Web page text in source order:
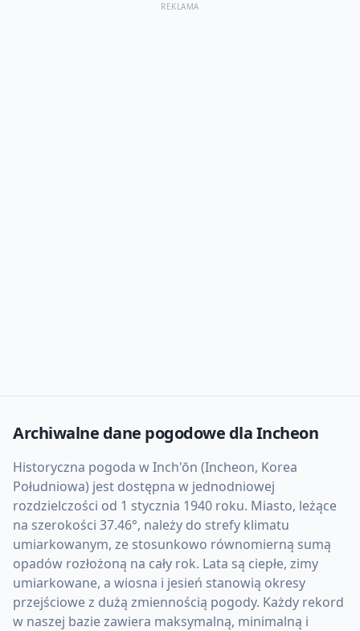
REKLAMA
Archiwalne dane pogodowe dlaIncheon
Historyczna pogoda w Inch'ŏn (Incheon, Korea
Południowa) jest dostępna w jednodniowej
rozdzielczości od 1 stycznia 1940 roku. Miasto, leżące
na szerokości 37.46°, należy do strefy klimatu
umiarkowanym, ze stosunkowo równomierną sumą
opadów rozłożoną na cały rok. Lata są ciepłe, zimy
umiarkowane, a wiosna i jesień stanowią okresy
przejściowe z dużą zmiennością pogody. Każdy rekord
w naszej bazie zawiera maksymalną, minimalną i